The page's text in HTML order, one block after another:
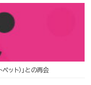
ット）」との再会